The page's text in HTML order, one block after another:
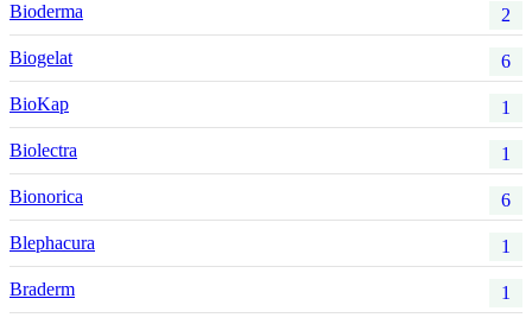
Bioderma 2
Biogelat 6
BioKap 1
Biolectra 1
Bionorica 6
Blephacura 1
Braderm 1